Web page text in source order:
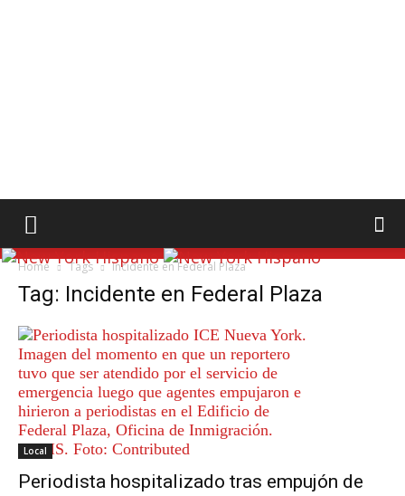
Home Tags Incidente en Federal Plaza
Tag: Incidente en Federal Plaza
Local
Periodista hospitalizado tras empujón de